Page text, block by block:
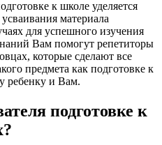
к школе уделяется
материала
для успешного изучения
Вам помогут репетиторы
которые сделают все
предмета как подготовке к
ребенку и Вам.
подготовке к